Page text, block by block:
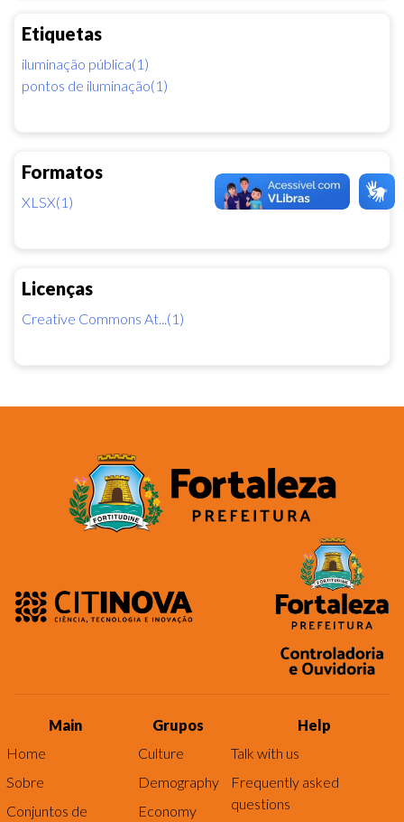
Etiquetas
iluminação pública(1)
pontos de iluminação(1)
Formatos
XLSX(1)
Licenças
Creative Commons At...(1)
Main
Home
Sobre
Conjuntos de
Grupos
Culture
Demography
Economy
Help
Talk with us
Frequently asked
questions